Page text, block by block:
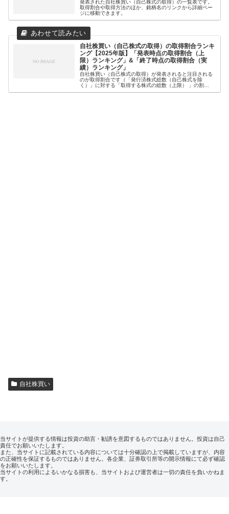
発表された自社株買い（自己株式の取得）の一覧表です。
取得割合や取得方法のほか、銘柄名のリンクから詳細ペー
ジに移動できます。
自社株買い（自己株式の取得）の取得割合ランキ
ング【2025年版】「発表時点の取得割合（上
限）ランキング」&「終了時点の取得割合（実
績）ランキング」
自社株買い（自己株式の取得）が発表されると注目される
のが取得割合です（「発行済株式総数（自己株式を除
く）」に対する「取得する株式の総数（上限） 」の割
自社株買い
当サイトが提供する情報は投資の助言・勧誘を意図するものではありません。投資は自己
責任でお願いいたします。
また、当サイトに記載されている内容については十分確認の上で掲載していますが、内容
の正確性を保証するものではありません。各企業、証券取引所等の開示情報にて必ず確認
をお願いいたします。
当サイトの利用によるいかなる損害も、当サイトおよび運営者は一切の責任を負いかねま
す。